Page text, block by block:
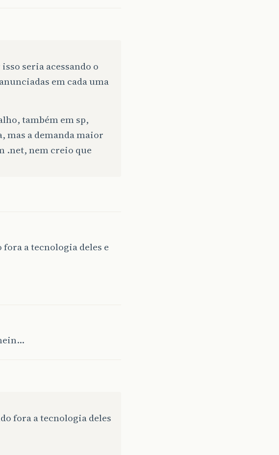
seria acessando o
em cada uma
também em sp,
mas a demanda maior
.net, nem creio que
a tecnologia deles e
fora a tecnologia deles